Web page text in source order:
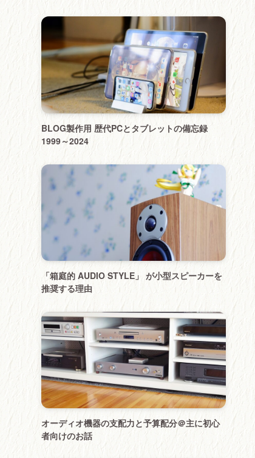
BLOG製作用 歴代PCとタブレットの備忘録
1999～2024
「箱庭的 AUDIO STYLE」 が小型スピーカーを
推奨する理由
オーディオ機器の支配力と予算配分＠主に初心
者向けのお話